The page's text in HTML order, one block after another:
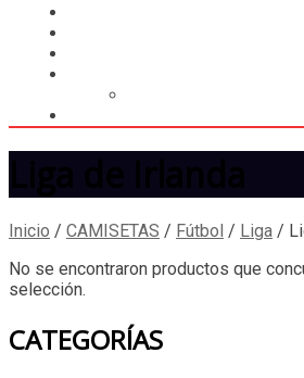
Inicio / CAMISETAS / Fútbol / Liga /
No se encontraron productos que
selección.
CATEGORÍAS